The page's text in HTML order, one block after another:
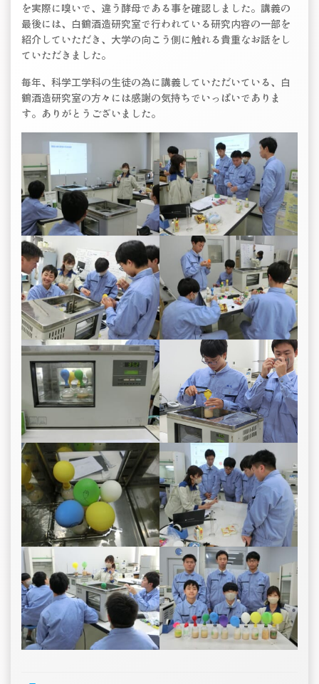
を実際に嗅いで、違う酵母である事を確認しました。講義の
最後には、白鶴酒造研究室で行われている研究内容の一部を
紹介していただき、大学の向こう側に触れる貴重なお話をし
ていただきました。
毎年、科学工学科の生徒の為に講義していただいている、白
鶴酒造研究室の方々には感謝の気持ちでいっぱいでありま
す。ありがとうございました。